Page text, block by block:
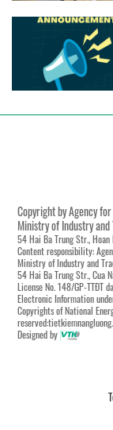
Copyright by Agency
Ministry of Industry and
54 Hai Ba Trung Str.,
Content responsibility:
Ministry of Industry and
54 Hai Ba Trung Str., Cua
License No. 148/GP-TTĐT
Electronic Information
Copyrights of National
Designed by